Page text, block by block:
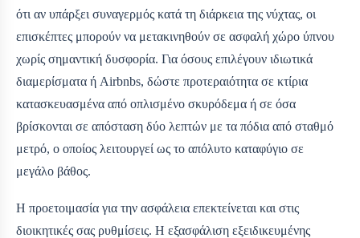
ότι αν υπάρξει συναγερμός κατά τη διάρκεια της νύχτας, οι
επισκέπτες μπορούν να μετακινηθούν σε ασφαλή χώρο ύπνου
χωρίς σημαντική δυσφορία. Για όσους επιλέγουν ιδιωτικά
διαμερίσματα ή Airbnbs, δώστε προτεραιότητα σε κτίρια
κατασκευασμένα από οπλισμένο σκυρόδεμα ή σε όσα
βρίσκονται σε απόσταση δύο λεπτών με τα πόδια από σταθμό
μετρό, ο οποίος λειτουργεί ως το απόλυτο καταφύγιο σε
μεγάλο βάθος.
Η προετοιμασία για την ασφάλεια επεκτείνεται και στις
διοικητικές σας ρυθμίσεις. Η εξασφάλιση εξειδικευμένης